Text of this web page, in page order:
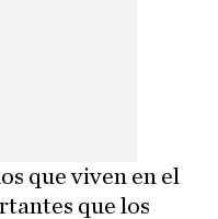
que viven en el
que los